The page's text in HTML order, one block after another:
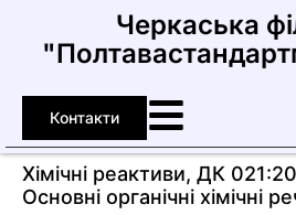
Черкаська
Контакти
Хімічні реактиви, ДК
Основні органічні хімічні